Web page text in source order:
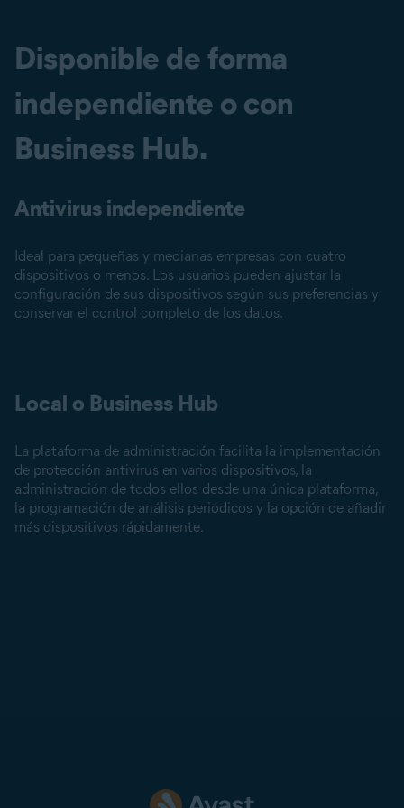
Disponible de forma
independiente o con
Business Hub.
Antivirus independiente
Ideal para pequeñas y medianas empresas con cuatro
dispositivos o menos. Los usuarios pueden ajustar la
configuración de sus dispositivos según sus preferencias y
conservar el control completo de los datos.
Local o Business Hub
La plataforma de administración facilita la implementación
de protección antivirus en varios dispositivos, la
administración de todos ellos desde una única plataforma,
la programación de análisis periódicos y la opción de añadir
más dispositivos rápidamente.